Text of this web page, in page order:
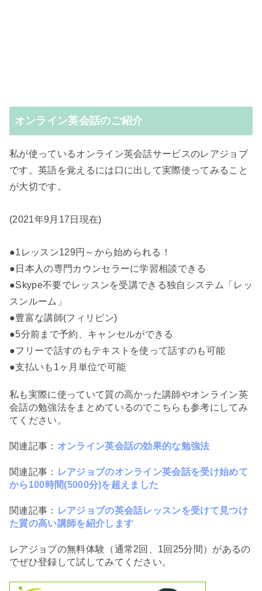
オンライン英会話のご紹介
私が使っているオンライン英会話サービスのレアジョブ
です。英語を覚えるには口に出して実際使ってみること
が大切です。
(2021年9月17日現在)
●1レッスン129円～から始められる！
●日本人の専門カウンセラーに学習相談できる
●Skype不要でレッスンを受講できる独自システム「レッ
スンルーム」
●豊富な講師(フィリピン)
●5分前まで予約、キャンセルができる
●フリーで話すのもテキストを使って話すのも可能
●支払いも1ヶ月単位で可能
私も実際に使っていて質の高かった講師やオンライン英
会話の勉強法をまとめているのでこちらも参考にしてみ
てください。
関連記事： オンライン英会話の効果的な勉強法
関連記事： レアジョブのオンライン英会話を受け始めて
から100時間(5000分)を超えました
関連記事： レアジョブの英会話レッスンを受けて見つけ
た質の高い講師を紹介します
レアジョブの無料体験（通常2回、1回25分間）があるの
でぜひ登録して試してみてください。